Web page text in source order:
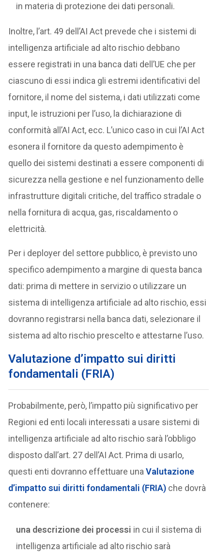
in materia di protezione dei dati personali.
Inoltre, l’art. 49 dell’AI Act prevede che i sistemi di
intelligenza artificiale ad alto rischio debbano
essere registrati in una banca dati dell’UE che per
ciascuno di essi indica gli estremi identificativi del
fornitore, il nome del sistema, i dati utilizzati come
input, le istruzioni per l’uso, la dichiarazione di
conformità all’AI Act, ecc. L’unico caso in cui l’AI Act
esonera il fornitore da questo adempimento è
quello dei sistemi destinati a essere componenti di
sicurezza nella gestione e nel funzionamento delle
infrastrutture digitali critiche, del traffico stradale o
nella fornitura di acqua, gas, riscaldamento o
elettricità.
Per i deployer del settore pubblico, è previsto uno
specifico adempimento a margine di questa banca
dati: prima di mettere in servizio o utilizzare un
sistema di intelligenza artificiale ad alto rischio, essi
dovranno registrarsi nella banca dati, selezionare il
sistema ad alto rischio prescelto e attestarne l’uso.
Valutazione d’impatto sui diritti
fondamentali (FRIA)
Probabilmente, però, l’impatto più significativo per
Regioni ed enti locali interessati a usare sistemi di
intelligenza artificiale ad alto rischio sarà l’obbligo
disposto dall’art. 27 dell’AI Act. Prima di usarlo,
questi enti dovranno effettuare una Valutazione
d’impatto sui diritti fondamentali (FRIA) che dovrà
contenere:
una descrizione dei processi in cui il sistema di
intelligenza artificiale ad alto rischio sarà